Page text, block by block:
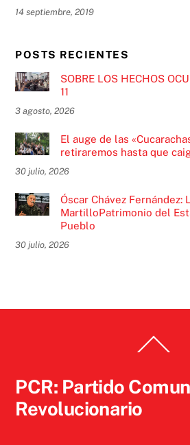
14 septiembre, 2019
POSTS RECIENTES
SOBRE LOS HECHOS
11
3 agosto, 2026
El auge de las
retiraremos hasta que
30 julio, 2026
Óscar Chávez Fernández:
MartilloPatrimonio del
Pueblo
30 julio, 2026
To
PCR: Partido
Revolucionario